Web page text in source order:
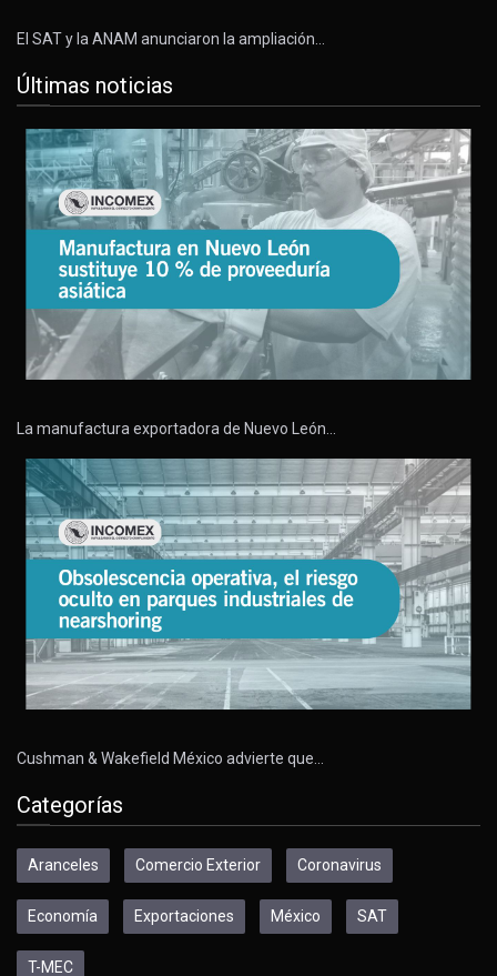
El SAT y la ANAM anunciaron la ampliación…
Últimas noticias
La manufactura exportadora de Nuevo León…
Cushman & Wakefield México advierte que…
Categorías
Aranceles Comercio Exterior Coronavirus
Economía Exportaciones México SAT
T-MEC